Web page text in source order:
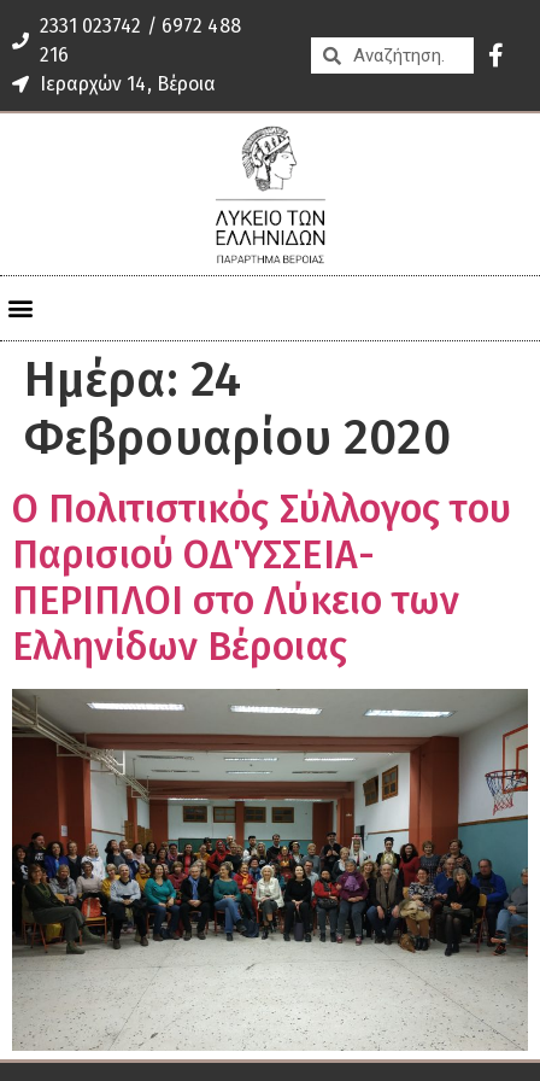
2331 023742 / 6972 488
216
Ιεραρχών 14, Βέροια
Ημέρα: 24
Φεβρουαρίου 2020
Ο Πολιτιστικός Σύλλογος του
Παρισιού ΟΔΎΣΣΕΙΑ-
ΠΕΡΙΠΛΟΙ στο Λύκειο των
Ελληνίδων Βέροιας